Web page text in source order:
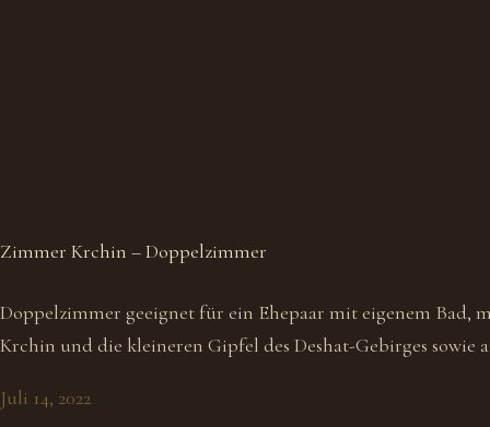
Zimmer Krchin – Doppelzimmer
Doppelzimmer geeignet für ein Ehepaar mit eigenem Bad,
Krchin und die kleineren Gipfel des Deshat-Gebirges sowie
Juli 14, 2022